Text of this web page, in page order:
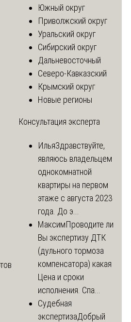
Южный округ
Приволжский округ
Уральский округ
Сибирский округ
Дальневосточный
Северо-Кавказский
Крымский округ
Новые регионы
Консультация эксперта
ИльяЗдравствуйте,
являюсь владельцем
однокомнатной
квартиры на первом
этаже с августа 2023
года. До э...
МаксимПроводите ли
Вы экспертизу ДТК
(дульного тормоза
компенсатора) какая
Цена и сроки
исполнения. Спа...
Судебная
экспертизаДобрый